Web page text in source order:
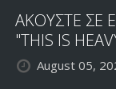
ΑΚΟΥΣΤΕ
"THIS IS
August 05,